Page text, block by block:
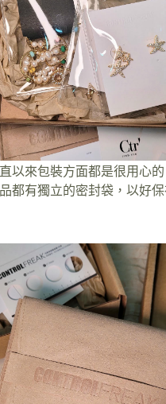
以來包裝方面都是很用心
都有獨立的密封袋，以好